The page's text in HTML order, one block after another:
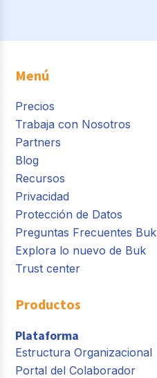
Menú
Precios
Trabaja con Nosotros
Partners
Blog
Recursos
Privacidad
Protección de Datos
Preguntas Frecuentes Buk
Explora lo nuevo de Buk
Trust center
Productos
Plataforma
Estructura Organizacional
Portal del Colaborador